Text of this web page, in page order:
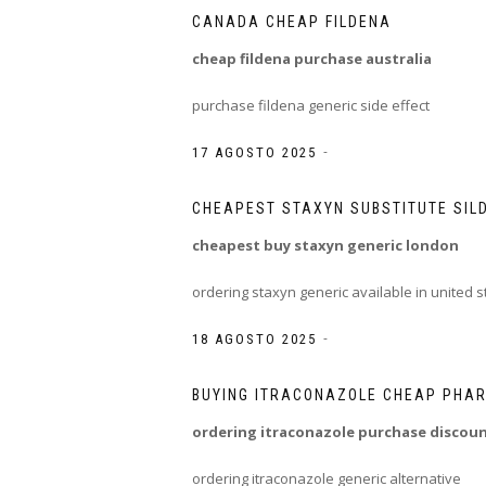
CANADA CHEAP FILDENA
cheap fildena purchase australia
purchase fildena generic side effect
17 AGOSTO 2025 -
CHEAPEST STAXYN SUBSTITUTE
cheapest buy staxyn generic london
ordering staxyn generic available in united
18 AGOSTO 2025 -
BUYING ITRACONAZOLE CHEAP
ordering itraconazole purchase
ordering itraconazole generic alternative